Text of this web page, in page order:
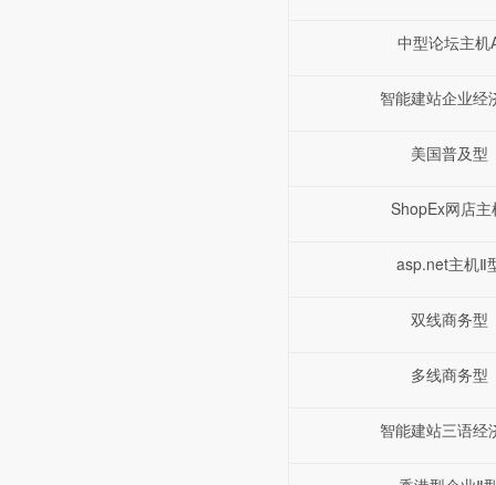
中型论坛主机
智能建站企业经
美国普及型
ShopEx网店主
asp.net主机Ⅱ
双线商务型
多线商务型
智能建站三语经